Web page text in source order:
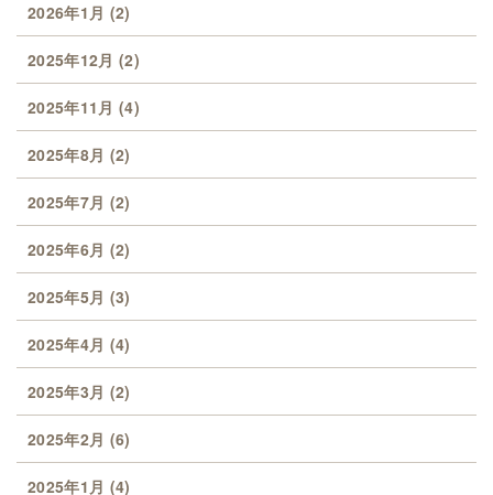
2026年1月 (2)
2025年12月 (2)
2025年11月 (4)
2025年8月 (2)
2025年7月 (2)
2025年6月 (2)
2025年5月 (3)
2025年4月 (4)
2025年3月 (2)
2025年2月 (6)
2025年1月 (4)